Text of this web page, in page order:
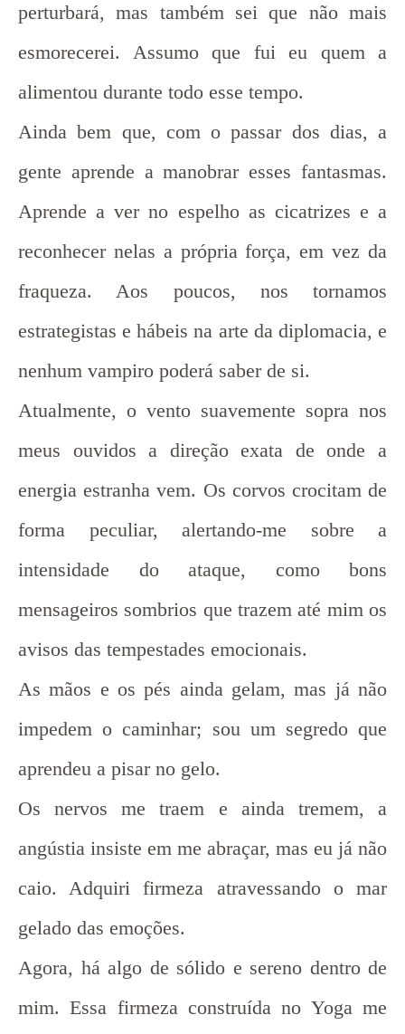
perturbará, mas também sei que não mais
esmorecerei. Assumo que fui eu quem a
alimentou durante todo esse tempo.
Ainda bem que, com o passar dos dias, a
gente aprende a manobrar esses fantasmas.
Aprende a ver no espelho as cicatrizes e a
reconhecer nelas a própria força, em vez da
fraqueza. Aos poucos, nos tornamos
estrategistas e hábeis na arte da diplomacia, e
nenhum vampiro poderá saber de si.
Atualmente, o vento suavemente sopra nos
meus ouvidos a direção exata de onde a
energia estranha vem. Os corvos crocitam de
forma peculiar, alertando-me sobre a
intensidade do ataque, como bons
mensageiros sombrios que trazem até mim os
avisos das tempestades emocionais.
As mãos e os pés ainda gelam, mas já não
impedem o caminhar; sou um segredo que
aprendeu a pisar no gelo.
Os nervos me traem e ainda tremem, a
angústia insiste em me abraçar, mas eu já não
caio. Adquiri firmeza atravessando o mar
gelado das emoções.
Agora, há algo de sólido e sereno dentro de
mim. Essa firmeza construída no Yoga me